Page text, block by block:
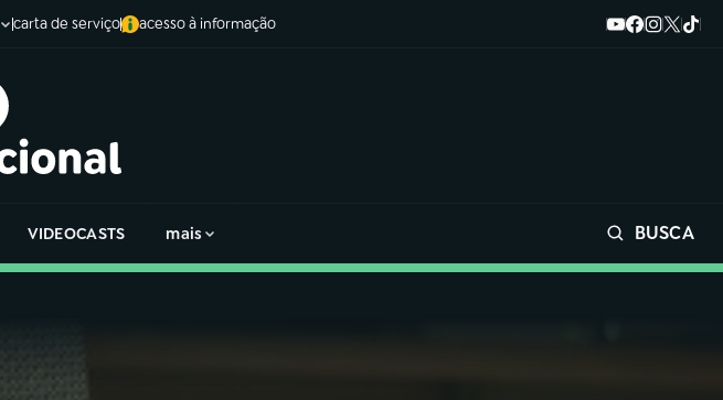
carta de serviço acesso à informação
VIDEOCASTS mais BUSCA